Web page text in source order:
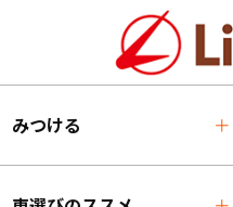
みつける